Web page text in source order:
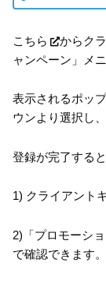
こちら
からク
ャンペーン」メ
表示されるポッ
ウンより選択し
登録が完了する
1) クライアント
2)「プロモーシ
で確認できます